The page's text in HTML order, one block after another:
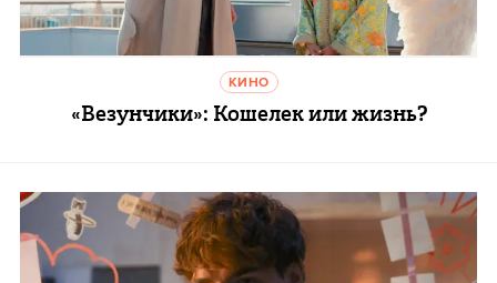
КИНО
«Везунчики»: Кошелек или жизнь?